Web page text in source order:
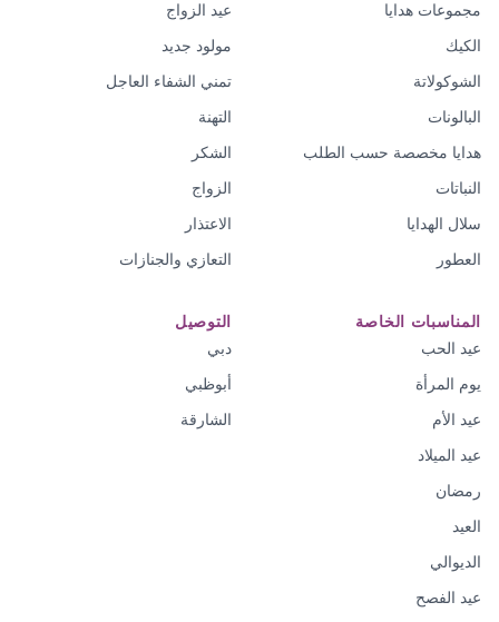
مجموعات هدايا
الكيك
الشوكولاتة
البالونات
هدايا مخصصة حسب الطلب
النباتات
سلال الهدايا
العطور
عيد الزواج
مولود جديد
تمني الشفاء العاجل
التهنة
الشكر
الزواج
الاعتذار
التعازي والجنازات
المناسبات الخاصة
عيد الحب
يوم المرأة
عيد الأم
عيد الميلاد
رمضان
العيد
الديوالي
عيد الفصح
التوصيل
دبي
أبوظبي
الشارقة